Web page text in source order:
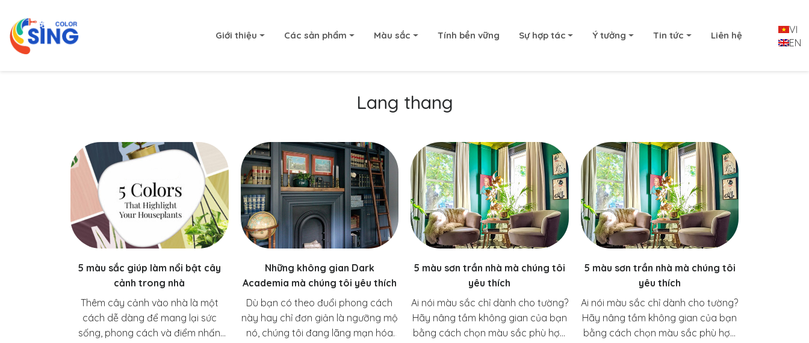
Giới thiệu Các sản phẩm Màu sắc Tính bền vững Sự hợp tác Ý tưởng Tin tức Liên hệ
VI
EN
Trang chủ
Lang thang
5 màu sắc giúp làm nổi bật cây
cảnh trong nhà
Thêm cây cảnh vào nhà là một
cách dễ dàng để mang lại sức
sống, phong cách và điểm nhấn
Những không gian Dark
Academia mà chúng tôi yêu thích
Dù bạn có theo đuổi phong cách
này hay chỉ đơn giản là ngưỡng mộ
nó, chúng tôi đang lãng mạn hóa
5 màu sơn trần nhà mà chúng tôi
yêu thích
Ai nói màu sắc chỉ dành cho tường?
Hãy nâng tầm không gian của bạn
bằng cách chọn màu sắc phù hợp
5 màu sơn trần nhà mà chúng tôi
yêu thích
Ai nói màu sắc chỉ dành cho tường?
Hãy nâng tầm không gian của bạn
bằng cách chọn màu sắc phù hợp